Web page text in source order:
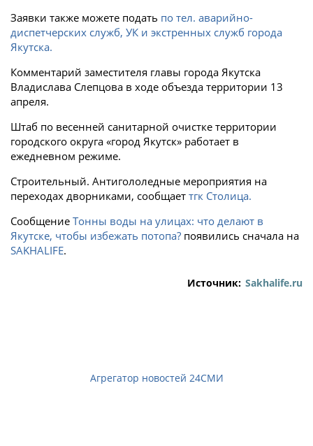
Заявки также можете подать по тел. аварийно-
диспетчерских служб, УК и экстренных служб города
Якутска.
Комментарий заместителя главы города Якутска
Владислава Слепцова в ходе объезда территории 13
апреля.
Штаб по весенней санитарной очистке территории
городского округа «город Якутск» работает в
ежедневном режиме.
Строительный. Антигололедные мероприятия на
переходах дворниками, сообщает тгк Столица.
Сообщение Тонны воды на улицах: что делают в
Якутске, чтобы избежать потопа? появились сначала на
SAKHALIFE.
Источник: Sakhalife.ru
Агрегатор новостей 24СМИ